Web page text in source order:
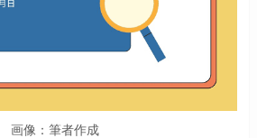
画像：筆者作成